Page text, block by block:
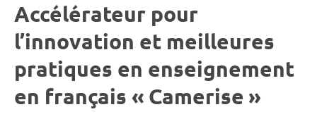
Accélérateur pour
l’innovation et meilleures
pratiques en enseignement
en français « Camerise »